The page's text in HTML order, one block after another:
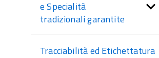
sezione
e Specialità
tradizionali garantite
Tracciabilità ed Etichettatura